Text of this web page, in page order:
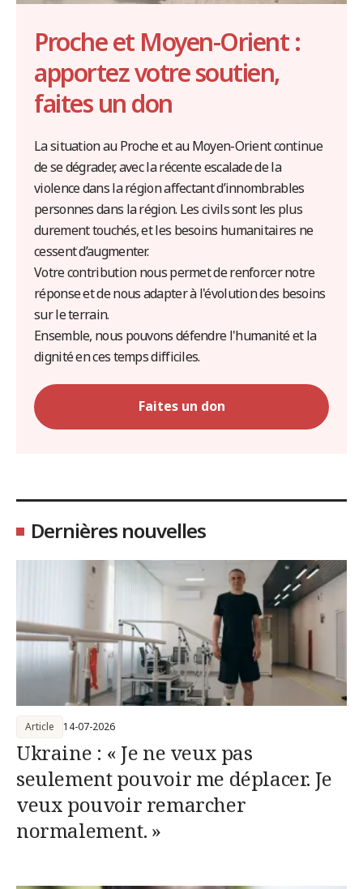
Proche et Moyen-Orient :
apportez votre soutien,
faites un don
La situation au Proche et au Moyen-Orient continue
de se dégrader, avec la récente escalade de la
violence dans la région affectant d’innombrables
personnes dans la région. Les civils sont les plus
durement touchés, et les besoins humanitaires ne
cessent d’augmenter.
Votre contribution nous permet de renforcer notre
réponse et de nous adapter à l'évolution des besoins
sur le terrain.
Ensemble, nous pouvons défendre l'humanité et la
dignité en ces temps difficiles.
Faites un don
Dernières nouvelles
Ukraine : « Je ne veux pas
seulement pouvoir me déplacer. Je
veux pouvoir remarcher
normalement. »
Article 14-07-2026